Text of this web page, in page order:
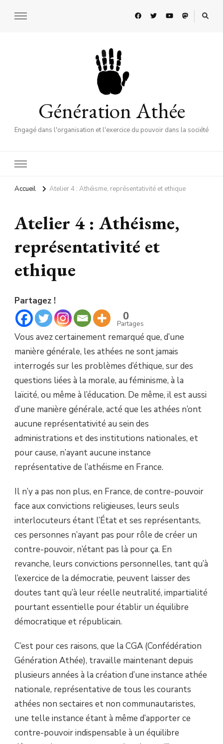
Génération Athée
Engagé dans l'organisation et l'exercice du pouvoir dans la société
Accueil Atelier 4 : Athéisme, représentativité et ethique
Atelier 4 : Athéisme,
représentativité et
ethique
Partagez !
0
Partages
Vous avez certainement remarqué que, d’une
manière générale, les athées ne sont jamais
interrogés sur les problèmes d’éthique, sur des
questions liées à la morale, au féminisme, à la
laïcité, ou même à l’éducation. De même, il est aussi
d’une manière générale, acté que les athées n’ont
aucune représentativité au sein des
administrations et des institutions nationales, et
pour cause, n’ayant aucune instance
représentative de l’athéisme en France.
Il n’y a pas non plus, en France, de contre-pouvoir
face aux convictions religieuses, leurs seuls
interlocuteurs étant l’État et ses représentants,
ces personnes n’ayant pas pour rôle de créer un
contre-pouvoir, n’étant pas là pour ça. En
revanche, leurs convictions personnelles, tant qu’à
l’exercice de la démocratie, peuvent laisser des
doutes tant qu’à leur réelle neutralité, impartialité
pourtant essentielle pour établir un équilibre
démocratique et républicain.
C’est pour ces raisons, que la CGA (Confédération
Génération Athée), travaille maintenant depuis
plusieurs années à la création d’une instance athée
nationale, représentative de tous les courants
athées non sectaires et non communautaristes,
une telle instance étant à même d’apporter ce
contre-pouvoir indispensable à un équilibre